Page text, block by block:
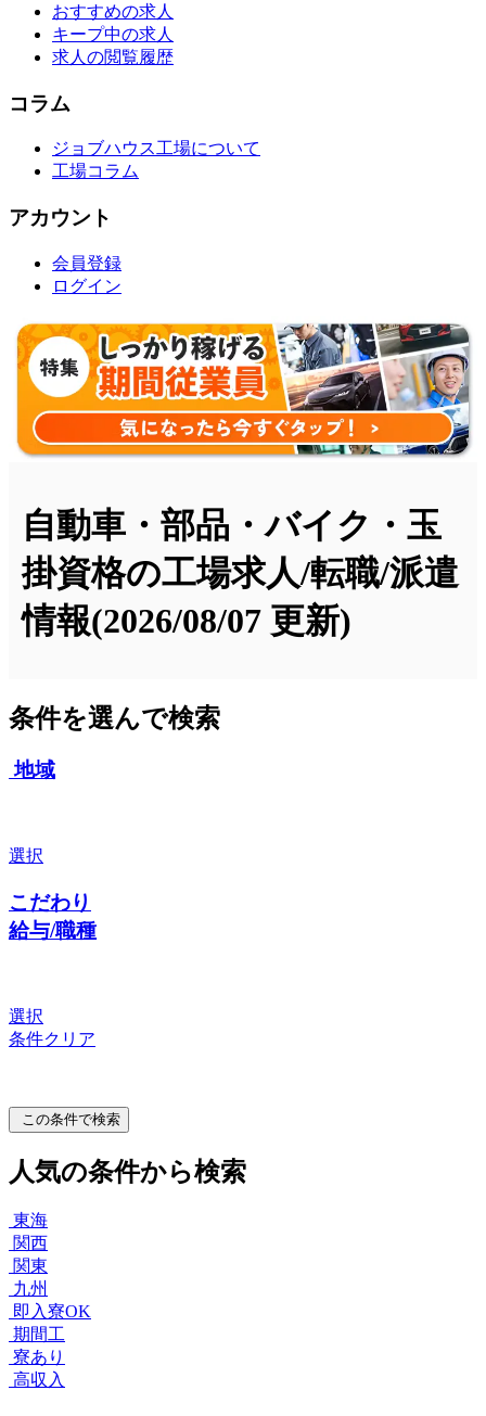
おすすめの求人
キープ中の求人
求人の閲覧履歴
コラム
ジョブハウス工場について
工場コラム
アカウント
会員登録
ログイン
自動車・部品・バイク・玉
掛資格の工場求人/転職/派遣
情報(2026/08/07 更新)
条件を選んで検索
地域
選択
こだわり
給与/職種
選択
条件クリア
この条件で検索
人気の条件から検索
東海
関西
関東
九州
即入寮OK
期間工
寮あり
高収入